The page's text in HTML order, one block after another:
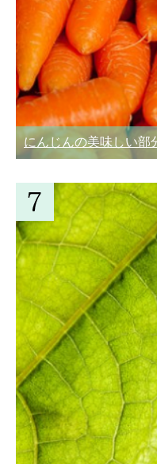
にんじんの美味しい部